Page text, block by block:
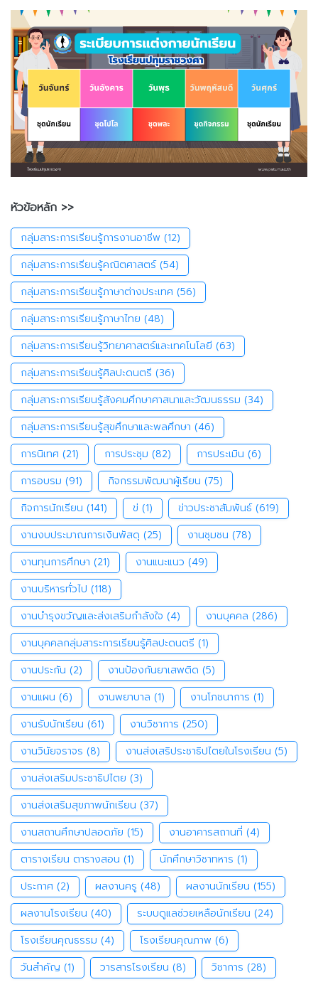
หัวข้อหลัก >>
กลุ่มสาระการเรียนรู้การงานอาชีพ (12)
กลุ่มสาระการเรียนรู้คณิตศาสตร์ (54)
กลุ่มสาระการเรียนรู้ภาษาต่างประเทศ (56)
กลุ่มสาระการเรียนรู้ภาษาไทย (48)
กลุ่มสาระการเรียนรู้วิทยาศาสตร์และเทคโนโลยี (63)
กลุ่มสาระการเรียนรู้ศิลปะดนตรี (36)
กลุ่มสาระการเรียนรู้สังคมศึกษาศาสนาและวัฒนธรรม (34)
กลุ่มสาระการเรียนรู้สุขศึกษาและพลศึกษา (46)
การนิเทศ (21) การประชุม (82) การประเมิน (6)
การอบรม (91) กิจกรรมพัฒนาผู้เรียน (75)
กิจการนักเรียน (141) ข่ (1) ข่าวประชาสัมพันธ์ (619)
งานงบประมาณการเงินพัสดุ (25) งานชุมชน (78)
งานทุนการศึกษา (21) งานแนะแนว (49)
งานบริหารทั่วไป (118)
งานบำรุงขวัญและส่งเสริมกำลังใจ (4) งานบุคคล (286)
งานบุคคลกลุ่มสาระการเรียนรู้ศิลปะดนตรี (1)
งานประกัน (2) งานป้องกันยาเสพติด (5)
งานแผน (6) งานพยาบาล (1) งานโภชนาการ (1)
งานรับนักเรียน (61) งานวิชาการ (250)
งานวินัยจราจร (8) งานส่งเสริประชาธิปไตยในโรงเรียน (5)
งานส่งเสริมประชาธิปไตย (3)
งานส่งเสริมสุขภาพนักเรียน (37)
งานสถานศึกษาปลอดภัย (15) งานอาคารสถานที่ (4)
ตารางเรียน ตารางสอน (1) นักศึกษาวิชาทหาร (1)
ประกาศ (2) ผลงานครู (48) ผลงานนักเรียน (155)
ผลงานโรงเรียน (40) ระบบดูแลช่วยเหลือนักเรียน (24)
โรงเรียนคุณธรรม (4) โรงเรียนคุณภาพ (6)
วันสำคัญ (1) วารสารโรงเรียน (8) วิชาการ (28)